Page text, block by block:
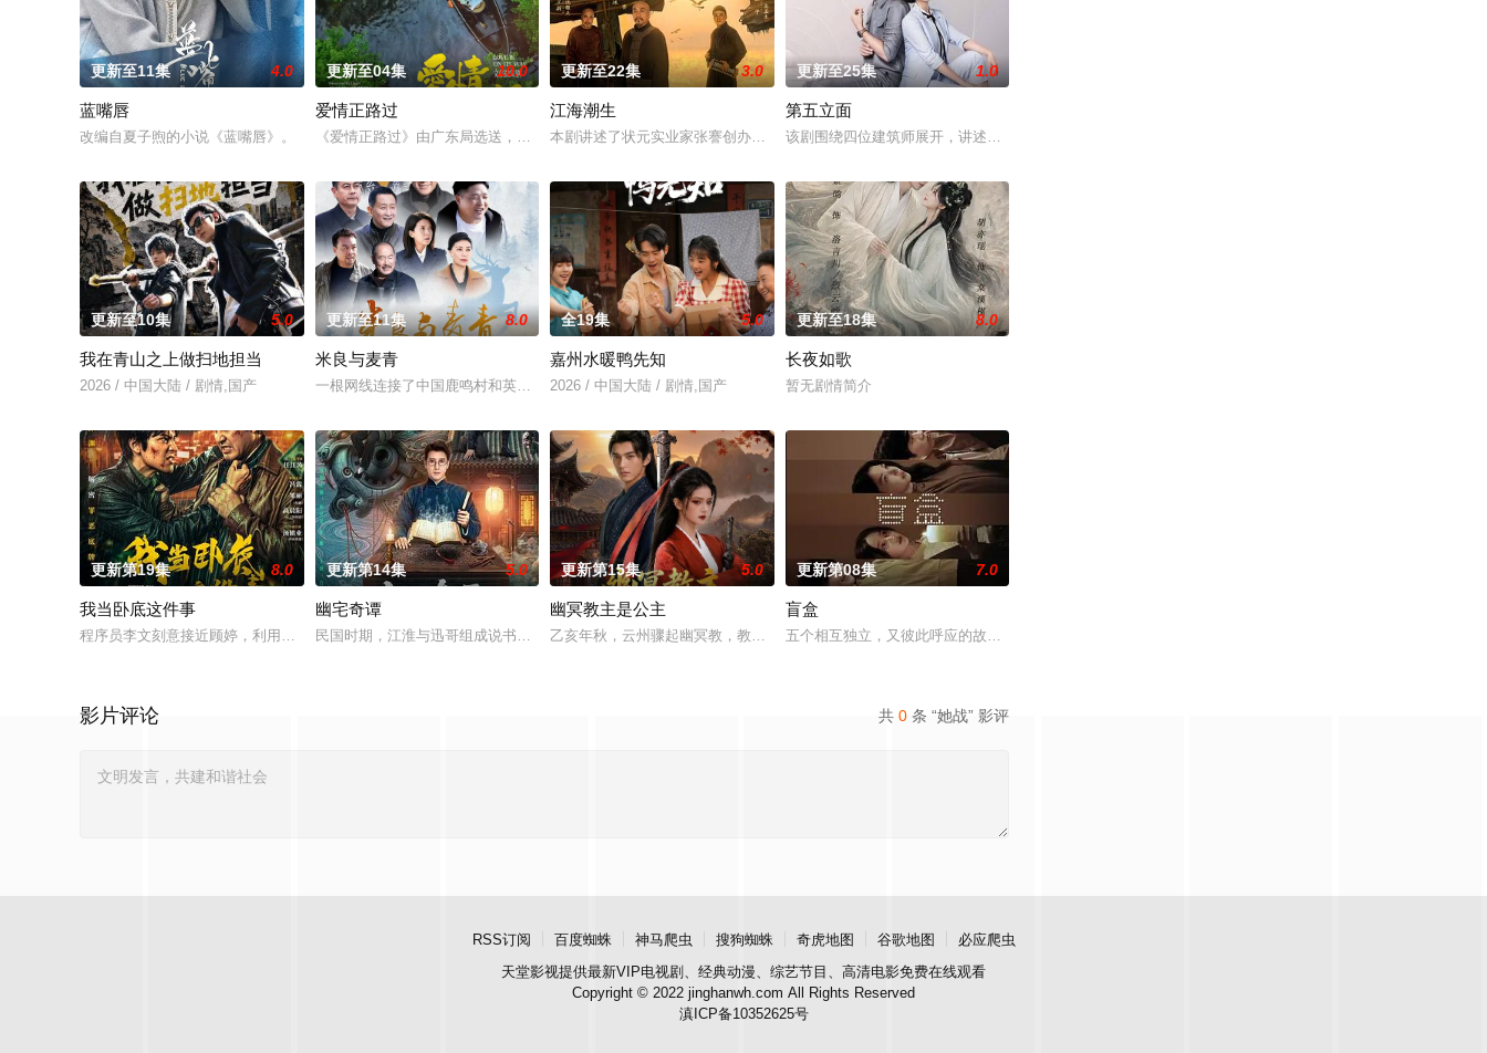
更新至11集 4.0
蓝嘴唇
改编自夏子煦的小说《蓝嘴唇》。
更新至04集 10.0
爱情正路过
《爱情正路过》由广东局选送，岭南文化传媒（广东）有限公司出品，10分钟*12集，取景地为云南昆明滇池、海埂大坝等，讲述了两个性
更新至22集 3.0
江海潮生
本剧讲述了状元实业家张謇创办大生企业，实业报国的故事。甲午战争后，国家蒙羞，张謇虽高中状元，却渴望寻求强国之路。他毅然弃政从商
更新至25集 1.0
第五立面
该剧围绕四位建筑师展开，讲述了他们在中意合作项目中面对专业挑战与境外竞争，通过创新实践实现本土设
更新至10集 5.0
我在青山之上做扫地担当
2026 / 中国大陆 / 剧情,国产
更新至11集 8.0
米良与麦青
一根网线连接了中国鹿鸣村和英国牛津，麦香通过视频向米良宣告：婚不结了。鹿鸣村开了锅，村民大骂麦香是叛徒。麦香是婚前体检查出不孕
全19集 5.0
嘉州水暖鸭先知
2026 / 中国大陆 / 剧情,国产
更新至18集 8.0
长夜如歌
暂无剧情简介
更新第19集 8.0
我当卧底这件事
程序员李文刻意接近顾婷，利用顾炎女儿奴的属性，请求老炮儿顾炎带自己用程序员身份卧底电诈集团以求查出未婚妻离奇死亡的真相。两人联
更新第14集 5.0
幽宅奇谭
民国时期，江淮与迅哥组成说书班子，偶遇“白天人住屋，晚上鬼占房”的阴阳宅，江淮被掳走配“阴婚”。他与女探长穆英搭档，侦破阎王娶
更新第15集 5.0
幽冥教主是公主
乙亥年秋，云州骤起幽冥教，教主独孤晴专杀薄情负心德行有亏之辈。太子夏无双和好兄弟张小峰奉皇命携天子剑赴云州剿魔，初见独孤晴即中
更新第08集 7.0
盲盒
五个相互独立，又彼此呼应的故事——用一场精心策划的“夏令营”完成复仇的受害者；临终前与遗憾和解的“无
共 0 条 “她战” 影评
影片评论
RSS订阅 百度蜘蛛 神马爬虫 搜狗蜘蛛 奇虎地图 谷歌地图
必应爬虫
天堂影视提供最新VIP电视剧、经典动漫、综艺节目、高清电影免费在线观看
Copyright © 2022 jinghanwh.com All Rights Reserved
滇ICP备10352625号